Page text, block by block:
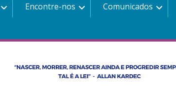
Encontre-nos
Comunicados